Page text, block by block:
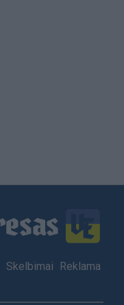
Skelbimai
Reklama